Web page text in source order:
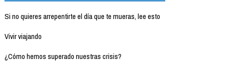
Si no quieres arrepentirte el día que te mueras, lee esto
Vivir viajando
¿Cómo hemos superado nuestras crisis?